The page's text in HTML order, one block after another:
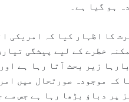
ہو گیا ہے۔
کا اظہار کیا کہ امریکی
خطرے کے لیے پیشگی
بارہا زیر بحث آتا رہا ہے
کہ موجودہ صورتحال میں
پر دباؤ بڑھا رہا ہے جس سے